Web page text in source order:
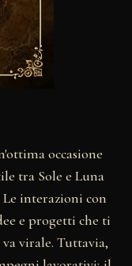
occasione
tra Sole e Luna
interazioni con
e progetti che ti
virale. Tuttavia,